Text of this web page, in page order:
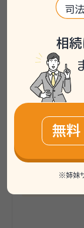
ていました。
書がないため
いった多岐に
ことに不安を感
いい相続では
書士の専門家
理しました。特
不動産名義変
のステップを明
連携士業：
羽佐田孔司行
司
相
無料
※姉妹